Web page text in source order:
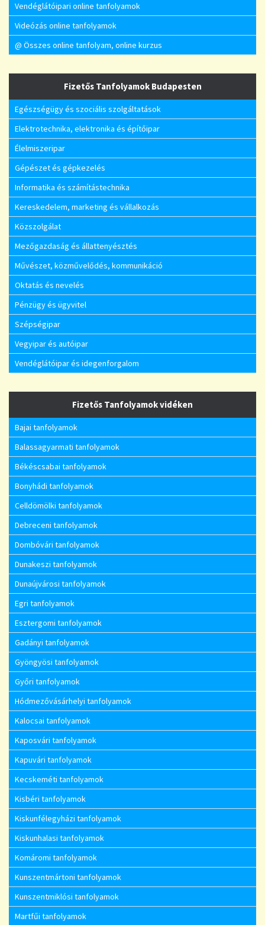
Vendéglátóipari online tanfolyamok
Videózás online tanfolyamok
@ Összes online tanfolyam, online kurzus
Fizetős Tanfolyamok Budapesten
Egészségügy és szociális szolgáltatások
Elektrotechnika, elektronika és építőipar
Élelmiszeripar
Gépészet és gépkezelés
Informatika és számítástechnika
Kereskedelem, marketing és vállalkozás
Közszolgálat
Mezőgazdaság és állattenyésztés
Művészet, közművelődés, kommunikáció
Oktatás és nevelés
Pénzügy és ügyvitel
Szépségipar
Vegyipar és autóipar
Vendéglátóipar és idegenforgalom
Fizetős Tanfolyamok vidéken
Bajai tanfolyamok
Balassagyarmati tanfolyamok
Békéscsabai tanfolyamok
Bonyhádi tanfolyamok
Celldömölki tanfolyamok
Debreceni tanfolyamok
Dombóvári tanfolyamok
Dunakeszi tanfolyamok
Dunaújvárosi tanfolyamok
Egri tanfolyamok
Esztergomi tanfolyamok
Gadányi tanfolyamok
Gyöngyösi tanfolyamok
Győri tanfolyamok
Hódmezővásárhelyi tanfolyamok
Kalocsai tanfolyamok
Kaposvári tanfolyamok
Kapuvári tanfolyamok
Kecskeméti tanfolyamok
Kisbéri tanfolyamok
Kiskunfélegyházi tanfolyamok
Kiskunhalasi tanfolyamok
Komáromi tanfolyamok
Kunszentmártoni tanfolyamok
Kunszentmiklósi tanfolyamok
Martfűi tanfolyamok